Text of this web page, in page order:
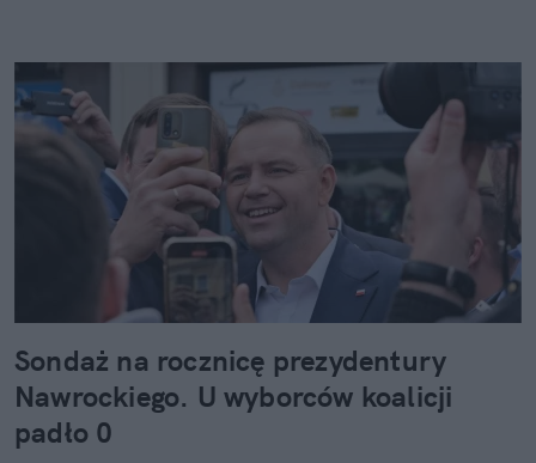
Sondaż na rocznicę prezydentury
Nawrockiego. U wyborców koalicji
padło 0